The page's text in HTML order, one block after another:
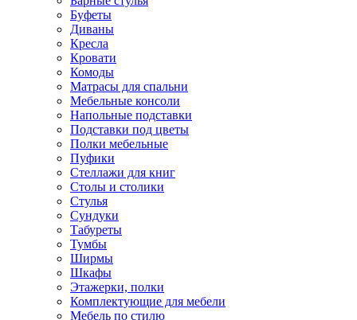
Буфеты
Диваны
Кресла
Кровати
Комоды
Матрасы для спальни
Мебельные консоли
Напольные подставки
Подставки под цветы
Полки мебельные
Пуфики
Стеллажи для книг
Столы и столики
Стулья
Сундуки
Табуреты
Тумбы
Ширмы
Шкафы
Этажерки, полки
Комплектующие для мебели
Мебель по стилю